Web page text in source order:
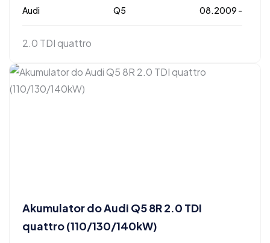
Audi Q5 08.2009 -
2.0 TDI quattro
Akumulator do Audi Q5 8R 2.0 TDI
quattro (110/130/140kW)